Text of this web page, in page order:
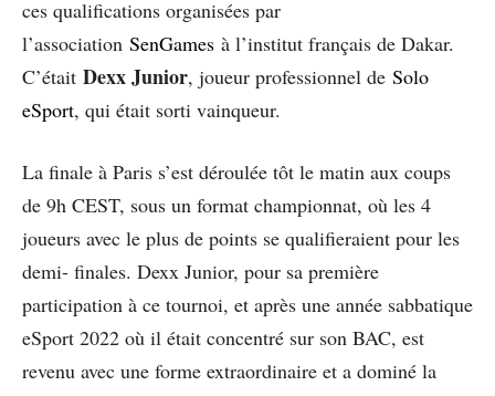
ces qualifications organisées par
l’association SenGames à l’institut français de Dakar.
C’était Dexx Junior, joueur professionnel de Solo
eSport, qui était sorti vainqueur.
La finale à Paris s’est déroulée tôt le matin aux coups
de 9h CEST, sous un format championnat, où les 4
joueurs avec le plus de points se qualifieraient pour les
demi- finales. Dexx Junior, pour sa première
participation à ce tournoi, et après une année sabbatique
eSport 2022 où il était concentré sur son BAC, est
revenu avec une forme extraordinaire et a dominé la